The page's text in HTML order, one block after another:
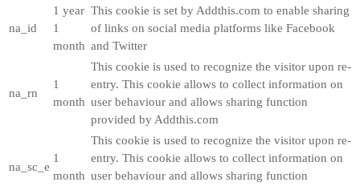
na_id
1 year
1
month
This cookie is set by Addthis.com to enable sharing
of links on social media platforms like Facebook
and Twitter
na_rn
1
month
This cookie is used to recognize the visitor upon re-
entry. This cookie allows to collect information on
user behaviour and allows sharing function
provided by Addthis.com
na_sc_e
1
month
This cookie is used to recognize the visitor upon re-
entry. This cookie allows to collect information on
user behaviour and allows sharing function